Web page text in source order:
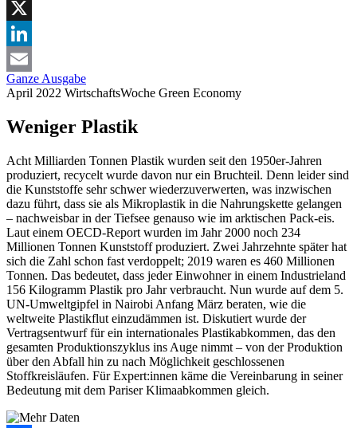
Facebook
X
LinkedIn
Email
Ganze Ausgabe
April 2022 WirtschaftsWoche Green Economy
Weniger Plastik
Acht Milliarden Tonnen Plastik wurden seit den 1950er-Jahren
produziert, recycelt wurde davon nur ein Bruchteil. Denn leider sind
die Kunststoffe sehr schwer wiederzuverwerten, was inzwischen
dazu führt, dass sie als Mikroplastik in die Nahrungskette gelangen
– nachweisbar in der Tiefsee genauso wie im arktischen Pack-eis.
Laut einem OECD-Report wurden im Jahr 2000 noch 234
Millionen Tonnen Kunststoff produziert. Zwei Jahrzehnte später hat
sich die Zahl schon fast verdoppelt; 2019 waren es 460 Millionen
Tonnen. Das bedeutet, dass jeder Einwohner in einem Industrieland
156 Kilogramm Plastik pro Jahr verbraucht. Nun wurde auf dem 5.
UN-Umweltgipfel in Nairobi Anfang März beraten, wie die
weltweite Plastikflut einzudämmen ist. Diskutiert wurde der
Vertragsentwurf für ein internationales Plastikabkommen, das den
gesamten Produktionszyklus ins Auge nimmt – von der Produktion
über den Abfall hin zu nach Möglichkeit geschlossenen
Stoffkreisläufen. Für Expert:innen käme die Vereinbarung in seiner
Bedeutung mit dem Pariser Klimaabkommen gleich.